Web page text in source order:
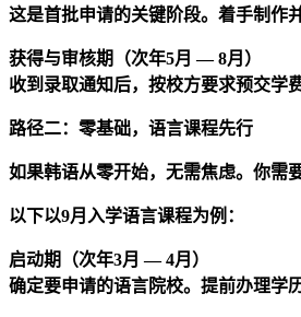
这是首批申请的关键阶段。着手制作
获得与审核期（次年5月 — 8月）
收到录取通知后，按校方要求预交学
路径二：零基础，语言课程先行
如果韩语从零开始，无需焦虑。你需
以下以9月入学语言课程为例：
启动期（次年3月 — 4月）
确定要申请的语言院校。提前办理学